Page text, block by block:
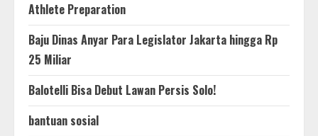
Athlete Preparation
Baju Dinas Anyar Para Legislator Jakarta hingga Rp
25 Miliar
Balotelli Bisa Debut Lawan Persis Solo!
bantuan sosial